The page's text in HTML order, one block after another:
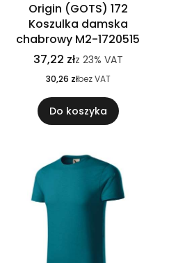
Origin (GOTS) 172
Koszulka damska
chabrowy M2-1720515
37,22 złz 23% VAT
30,26 złbez VAT
Do koszyka